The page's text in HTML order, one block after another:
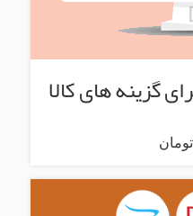
گزینه های کالا